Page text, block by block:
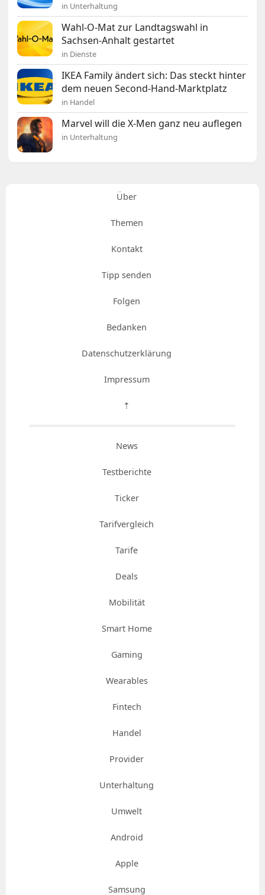
in Unterhaltung
Wahl-O-Mat zur Landtagswahl in
Sachsen-Anhalt gestartet
in Dienste
IKEA Family ändert sich: Das steckt hinter
dem neuen Second-Hand-Marktplatz
in Handel
Marvel will die X-Men ganz neu auflegen
in Unterhaltung
Über
Themen
Kontakt
Tipp senden
Folgen
Bedanken
Datenschutzerklärung
Impressum
⇡
News
Testberichte
Ticker
Tarifvergleich
Tarife
Deals
Mobilität
Smart Home
Gaming
Wearables
Fintech
Handel
Provider
Unterhaltung
Umwelt
Android
Apple
Samsung